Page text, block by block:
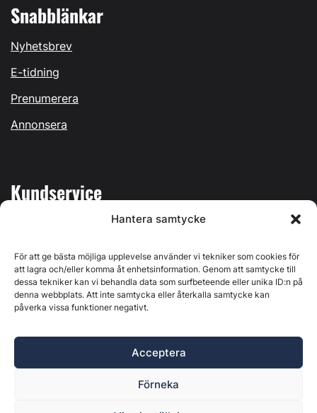
Hantera samtycke
För att ge bästa möjliga upplevelse använder vi tekniker som cookies för
att lagra och/eller komma åt enhetsinformation. Genom att samtycke till
dessa tekniker kan vi behandla data som surfbeteende eller unika ID:n på
denna webbplats. Att inte samtycka eller återkalla samtycke kan
påverka vissa funktioner negativt.
Acceptera
Förneka
Snabblänkar
Nyhetsbrev
E-tidning
Prenumerera
Annonsera
Kundservice
Kontakta oss
Östernäsvägen 1, 827 32 Ljusdal, org.nr: 556625-6425 -
Ansvarig utgivare: Henrik Ekberg. Innehållet på denna
webbplats är upphovsrättsligt skyddat. Ange källa vid citering.
Byggvärlden är en del avMarknadsdatagruppen
Policy för datahantering, integritet och cookies